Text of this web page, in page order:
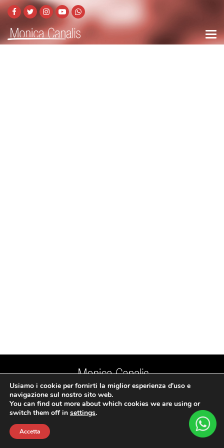
Mail:monica.canalis@gmail.com
© 2022 Monica Canalis. Tutti i diritti riservati. Realizzato da Liquid
Privacy e Cookies Policy
Usiamo i cookie per fornirti la miglior esperienza d'uso e
navigazione sul nostro sito web.
You can find out more about which cookies we are using or
switch them off in settings.
Accetta